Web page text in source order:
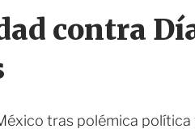
contra
tras polémica política